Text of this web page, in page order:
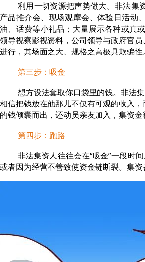
利用一切资源把声势做大。非法集
产品推介会、现场观摩会、体验日活动
油、话费等小礼品；大量展示各种或真
领导视察影视资料，公司领导与政府官
进行，其场面之大、规格之高极具欺骗性。
第三步：吸金
想方设法套取你口袋里的钱。非法
相信把钱放在他那儿不仅有可观的收入
的钱倾囊而出，还动员亲友加入，集资金
第四步：跑路
非法集资人往往会在“吸金”一段时
或者因为经营不善致使资金链断裂。集